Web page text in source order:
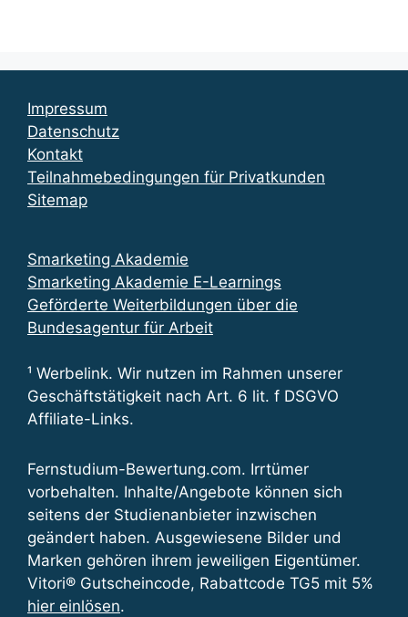
Impressum
Datenschutz
Kontakt
Teilnahmebedingungen für Privatkunden
Sitemap
Smarketing Akademie
Smarketing Akademie E-Learnings
Geförderte Weiterbildungen über die
Bundesagentur für Arbeit
¹ Werbelink. Wir nutzen im Rahmen unserer
Geschäftstätigkeit nach Art. 6 lit. f DSGVO
Affiliate-Links.
Fernstudium-Bewertung.com. Irrtümer
vorbehalten. Inhalte/Angebote können sich
seitens der Studienanbieter inzwischen
geändert haben. Ausgewiesene Bilder und
Marken gehören ihrem jeweiligen Eigentümer.
Vitori® Gutscheincode, Rabattcode TG5 mit 5%
hier einlösen.